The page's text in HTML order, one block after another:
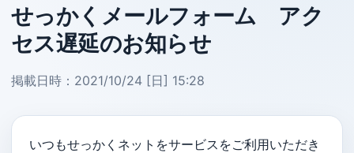
せっかくメールフォーム アク
セス遅延のお知らせ
掲載日時：2021/10/24 [日] 15:28
いつもせっかくネットをサービスをご利用いただき